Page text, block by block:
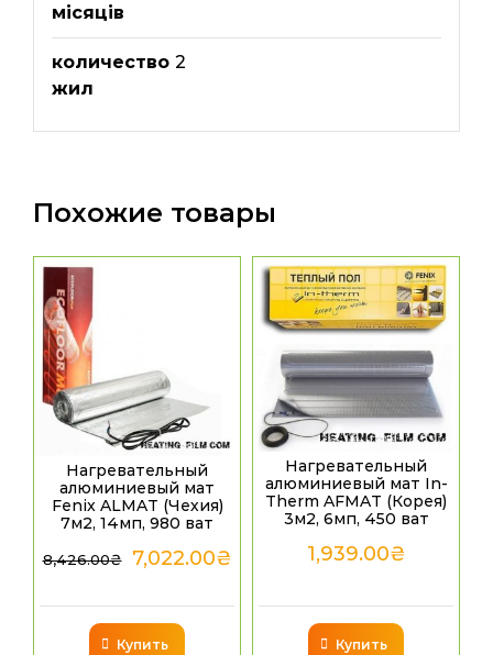
місяців
количество
жил
2
Похожие товары
Нагревательный
алюминиевый мат
Fenix ALMAT (Чехия)
7м2, 14мп, 980 ват
8,426.00₴ 7,022.00₴
Купить
Нагревательный
алюминиевый мат In-
Therm AFMAT (Корея)
3м2, 6мп, 450 ват
1,939.00₴
Купить